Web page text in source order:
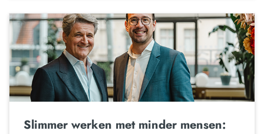
Slimmer werken met minder mensen: